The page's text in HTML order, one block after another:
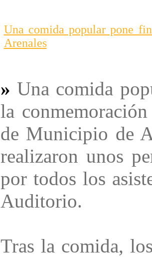
Una comida popular pone
Arenales
» Una comida
la
de Municipio de
realizaron unos
por todos los
Auditorio.
Tras la comida,